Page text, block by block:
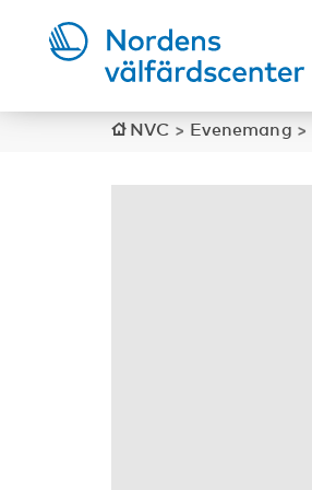
NVC > Evenemang >